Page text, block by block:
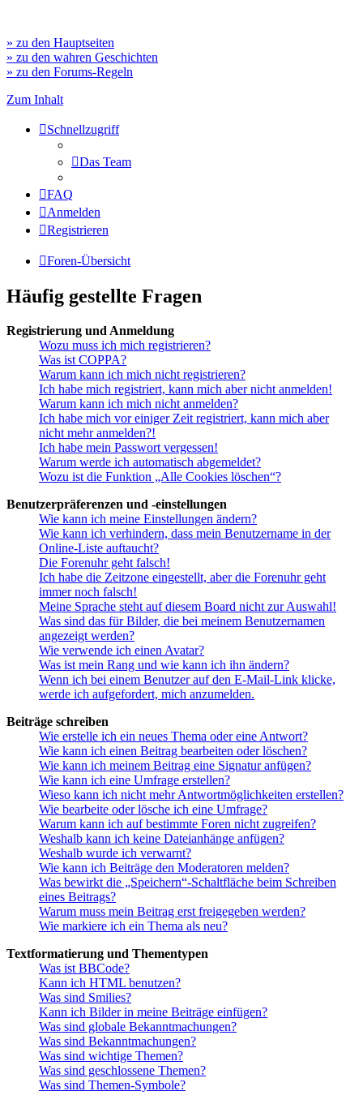
» zu den Hauptseiten
» zu den wahren Geschichten
» zu den Forums-Regeln
Zum Inhalt
Schnellzugriff
Das Team
FAQ
Anmelden
Registrieren
Foren-Übersicht
Häufig gestellte Fragen
Registrierung und Anmeldung
Wozu muss ich mich registrieren?
Was ist COPPA?
Warum kann ich mich nicht registrieren?
Ich habe mich registriert, kann mich aber nicht anmelden!
Warum kann ich mich nicht anmelden?
Ich habe mich vor einiger Zeit registriert, kann mich aber
nicht mehr anmelden?!
Ich habe mein Passwort vergessen!
Warum werde ich automatisch abgemeldet?
Wozu ist die Funktion „Alle Cookies löschen“?
Benutzerpräferenzen und -einstellungen
Wie kann ich meine Einstellungen ändern?
Wie kann ich verhindern, dass mein Benutzername in der
Online-Liste auftaucht?
Die Forenuhr geht falsch!
Ich habe die Zeitzone eingestellt, aber die Forenuhr geht
immer noch falsch!
Meine Sprache steht auf diesem Board nicht zur Auswahl!
Was sind das für Bilder, die bei meinem Benutzernamen
angezeigt werden?
Wie verwende ich einen Avatar?
Was ist mein Rang und wie kann ich ihn ändern?
Wenn ich bei einem Benutzer auf den E-Mail-Link klicke,
werde ich aufgefordert, mich anzumelden.
Beiträge schreiben
Wie erstelle ich ein neues Thema oder eine Antwort?
Wie kann ich einen Beitrag bearbeiten oder löschen?
Wie kann ich meinem Beitrag eine Signatur anfügen?
Wie kann ich eine Umfrage erstellen?
Wieso kann ich nicht mehr Antwortmöglichkeiten erstellen?
Wie bearbeite oder lösche ich eine Umfrage?
Warum kann ich auf bestimmte Foren nicht zugreifen?
Weshalb kann ich keine Dateianhänge anfügen?
Weshalb wurde ich verwarnt?
Wie kann ich Beiträge den Moderatoren melden?
Was bewirkt die „Speichern“-Schaltfläche beim Schreiben
eines Beitrags?
Warum muss mein Beitrag erst freigegeben werden?
Wie markiere ich ein Thema als neu?
Textformatierung und Thementypen
Was ist BBCode?
Kann ich HTML benutzen?
Was sind Smilies?
Kann ich Bilder in meine Beiträge einfügen?
Was sind globale Bekanntmachungen?
Was sind Bekanntmachungen?
Was sind wichtige Themen?
Was sind geschlossene Themen?
Was sind Themen-Symbole?